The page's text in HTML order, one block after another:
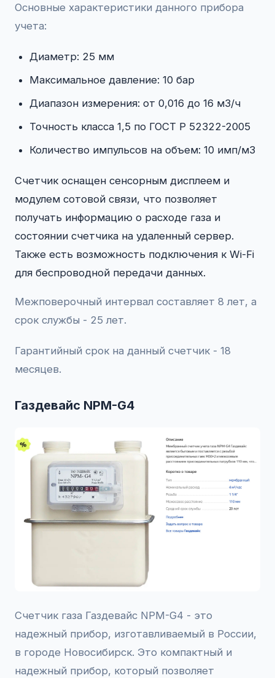
Основные характеристики данного прибора
учета:
Диаметр: 25 мм
Максимальное давление: 10 бар
Диапазон измерения: от 0,016 до 16 м3/ч
Точность класса 1,5 по ГОСТ Р 52322-2005
Количество импульсов на объем: 10 имп/м3
Счетчик оснащен сенсорным дисплеем и
модулем сотовой связи, что позволяет
получать информацию о расходе газа и
состоянии счетчика на удаленный сервер.
Также есть возможность подключения к Wi-Fi
для беспроводной передачи данных.
Межповерочный интервал составляет 8 лет, а
срок службы - 25 лет.
Гарантийный срок на данный счетчик - 18
месяцев.
Газдевайс NPM-G4
Счетчик газа Газдевайс NPM-G4 - это
надежный прибор, изготавливаемый в России,
в городе Новосибирск. Это компактный и
надежный прибор, который позволяет